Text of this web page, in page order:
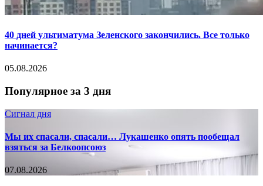
40 дней ультиматума Зеленского закончились. Все только
начинается?
05.08.2026
Популярное за 3 дня
Сигнал дня
Мы их спасали, спасали… Лукашенко опять пообещал
взяться за Белкоопсоюз
07.08.2026